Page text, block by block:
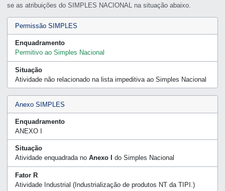
se as atribuições do SIMPLES NACIONAL na situação abaixo.
Permissão SIMPLES
Enquadramento
Permitivo ao Simples Nacional
Situação
Atividade não relacionado na lista impeditiva ao Simples Nacional
Anexo SIMPLES
Enquadramento
ANEXO I
Situação
Atividade enquadrada no Anexo I do Simples Nacional
Fator R
Atividade Industrial (Industrialização de produtos NT da TIPI.)